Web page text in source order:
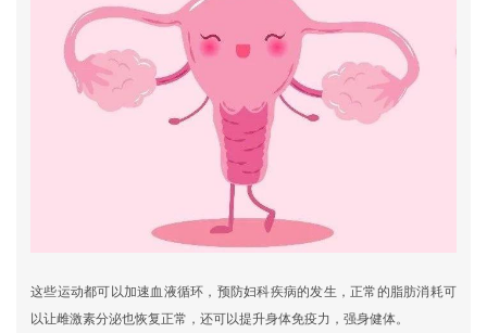
这些运动都可以加速血液循环，预防妇科疾病的发生，正常的脂肪消耗可
以让雌激素分泌也恢复正常，还可以提升身体免疫力，强身健体。